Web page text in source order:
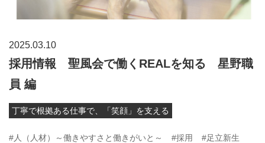
2025.03.10
採用情報 聖風会で働くREALを知る 星野職
員 編
丁寧で根拠ある仕事で、「笑顔」を支える
#人（人材）～働きやすさと働きがいと～ #採用
#足立新生